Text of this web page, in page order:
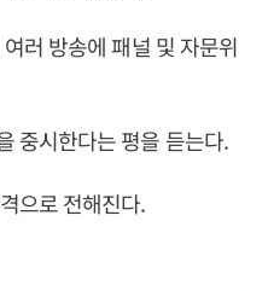
러 방송에 패널 및 자문위
중시한다는 평을 듣는다.
으로 전해진다.